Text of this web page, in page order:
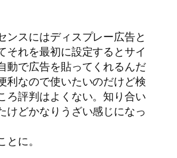
ンスにはディスプレー広告と
それを最初に設定するとサイ
動で広告を貼ってくれるんだ
利なので使いたいのだけど検
ろ評判はよくない。知り合い
けどかなりうざい感じになっ
に。